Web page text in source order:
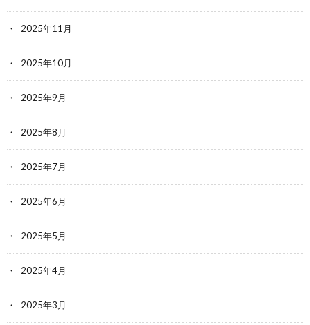
2025年11月
2025年10月
2025年9月
2025年8月
2025年7月
2025年6月
2025年5月
2025年4月
2025年3月